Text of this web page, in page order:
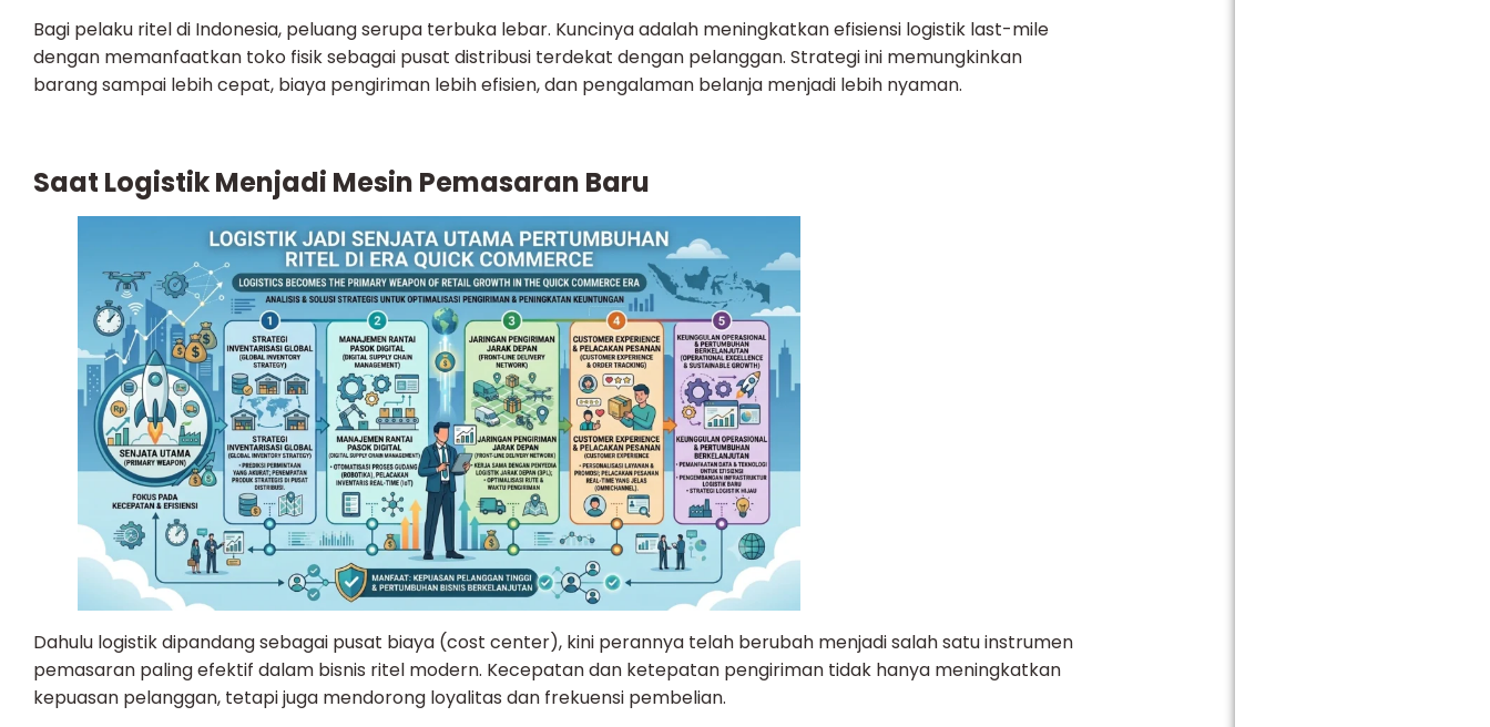
Bagi pelaku ritel di Indonesia, peluang serupa terbuka lebar. Kuncinya adalah meningkatkan efisiensi logistik last-mile
dengan memanfaatkan toko fisik sebagai pusat distribusi terdekat dengan pelanggan. Strategi ini memungkinkan
barang sampai lebih cepat, biaya pengiriman lebih efisien, dan pengalaman belanja menjadi lebih nyaman.
Saat Logistik Menjadi Mesin Pemasaran Baru
Dahulu logistik dipandang sebagai pusat biaya (cost center), kini perannya telah berubah menjadi salah satu instrumen
pemasaran paling efektif dalam bisnis ritel modern. Kecepatan dan ketepatan pengiriman tidak hanya meningkatkan
kepuasan pelanggan, tetapi juga mendorong loyalitas dan frekuensi pembelian.